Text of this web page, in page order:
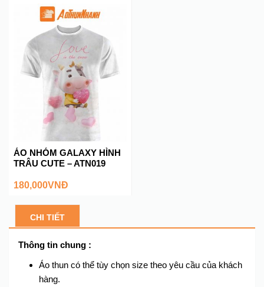
ÁO NHÓM GALAXY HÌNH
TRÂU CUTE – ATN019
180,000VNĐ
CHI TIẾT
Thông tin chung :
Áo thun có thể tùy chọn size theo yêu cầu của khách
hàng.